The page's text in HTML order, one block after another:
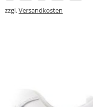
zzgl.Versandkosten